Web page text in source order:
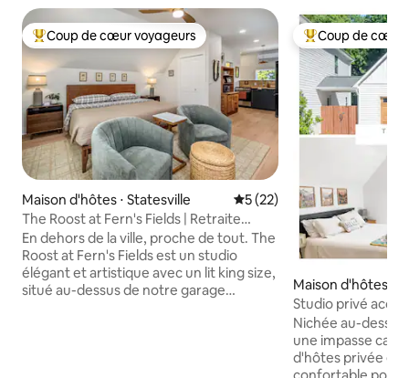
Coups de cœur voyageurs les plus appréciés
Coup de cœur voyageurs
Maison d'hôtes ⋅ Statesville Évaluation moyenne sur la
5 (22)
The Roost at Fern's Fields | Retraite
privée à la ferme
En dehors de la ville, proche de tout. The
Roost at Fern's Fields est un studio
élégant et artistique avec un lit king size,
situé au-dessus de notre garage
Coups de cœur
Coup de cœur
Maison d'hôtes ⋅
Studio privé
l'I-77 et du
Nichée au-
une impasse
d'hôtes privée